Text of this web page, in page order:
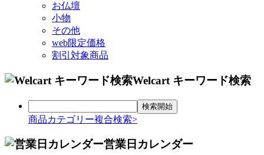
お仏壇
小物
その他
web限定価格
割引対象商品
Welcart キーワード検索
商品カテゴリー複合検索>
営業日カレンダー